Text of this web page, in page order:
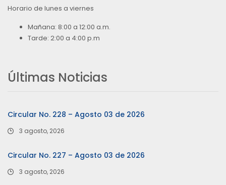
Horario de lunes a viernes
Mañana: 8:00 a 12:00 a.m.
Tarde: 2:00 a 4:00 p.m
Últimas Noticias
Circular No. 228 – Agosto 03 de 2026
3 agosto, 2026
Circular No. 227 – Agosto 03 de 2026
3 agosto, 2026